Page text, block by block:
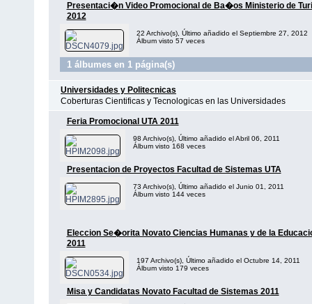
Presentaci�n Video Promocional de Ba�os Ministerio de
2012
22 Archivo(s), Último añadido el Septiembre 27, 2012
Álbum visto 57 veces
1 álbumes en 1 página(s)
Universidades y Politecnicas
Coberturas Cientificas y Tecnologicas en las Universidades
Feria Promocional UTA 2011
98 Archivo(s), Último añadido el Abril 06, 2011
Álbum visto 168 veces
Presentacion de Proyectos Facultad de Sistemas UTA
73 Archivo(s), Último añadido el Junio 01, 2011
Álbum visto 144 veces
Eleccion Se�orita Novato Ciencias Humanas y de la
2011
197 Archivo(s), Último añadido el Octubre 14, 2011
Álbum visto 179 veces
Misa y Candidatas Novato Facultad de Sistemas 2011